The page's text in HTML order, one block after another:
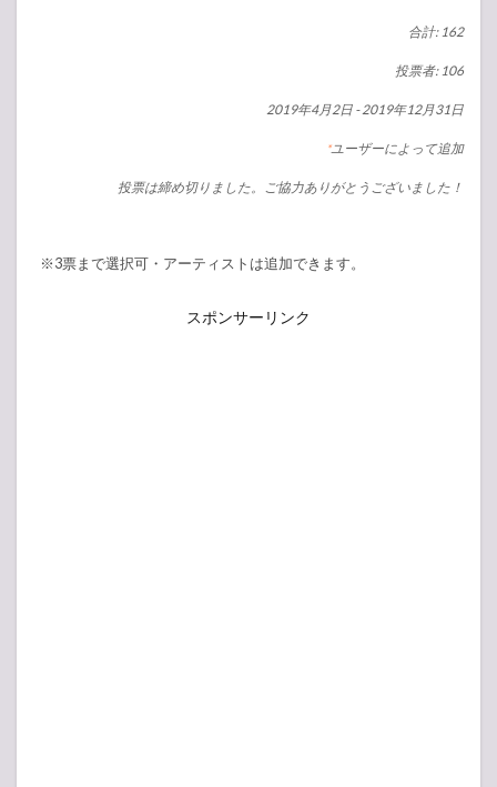
合計: 162
投票者: 106
2019年4月2日 -2019年12月31日
*ユーザーによって追加
投票は締め切りました。ご協力ありがとうございました！
※3票まで選択可・アーティストは追加できます。
スポンサーリンク